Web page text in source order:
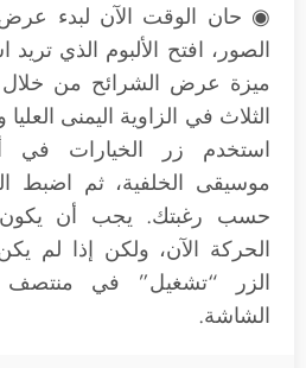
◉ حان الوقت الآن لبدء
الصور، افتح الألبوم الذي
ميزة عرض الشرائح من خلال
الثلاث في الزاوية اليمنى
استخدم زر الخيارات في
موسيقى الخلفية، ثم اضبط
حسب رغبتك. يجب أن
الحركة الآن، ولكن إذا لم
الزر “تشغيل” في
الشاشة.